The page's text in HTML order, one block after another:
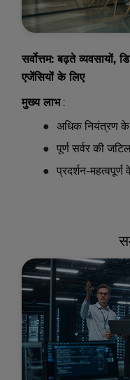
सर्वोत्तम: बढ़ते व्यवसायों,
एजेंसियों के लिए
मुख्य लाभ:
अधिक नियंत्रण के
पूर्ण सर्वर की
प्रदर्शन-